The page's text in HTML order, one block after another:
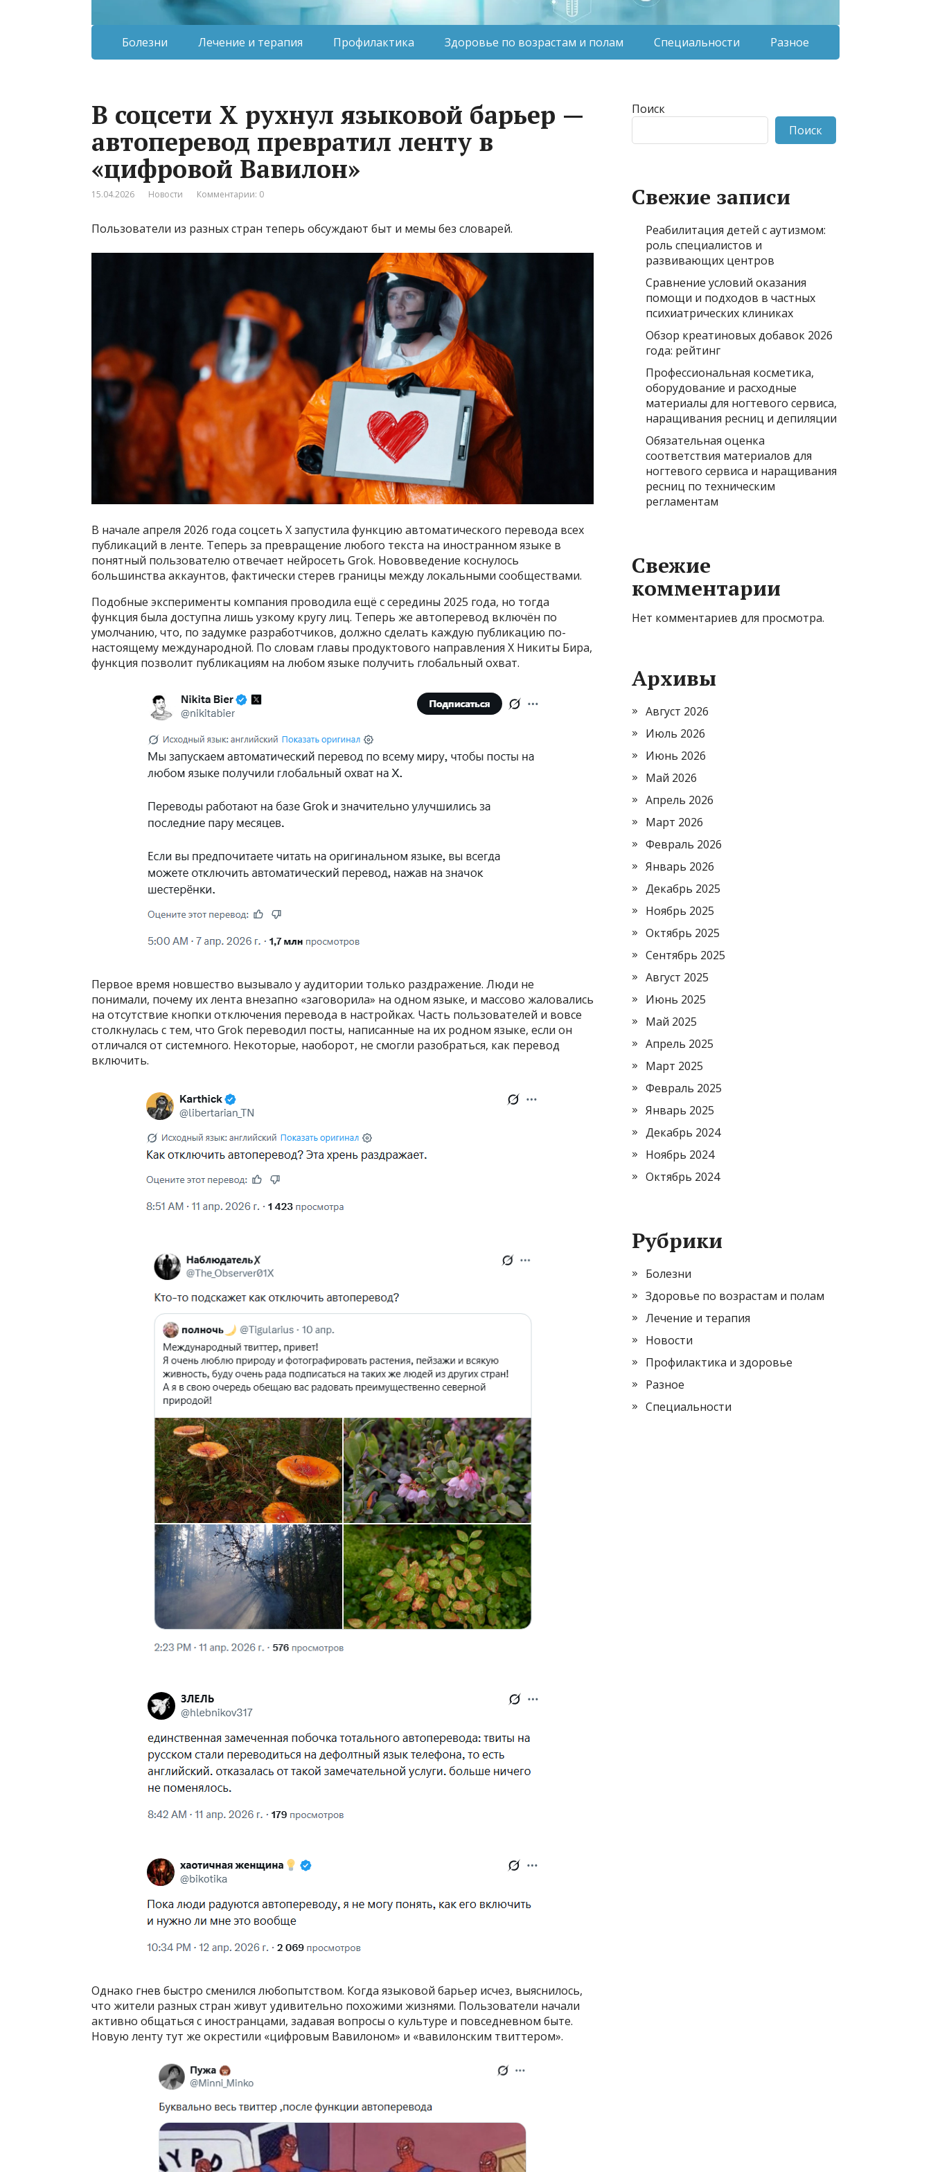
Болезни Лечение и терапия Профилактика Здоровье по возрастам и полам Специальности Разное
В соцсети X рухнул языковой барьер —
автоперевод превратил ленту в
«цифровой Вавилон»
15.04.2026 Новости Комментарии: 0
Пользователи из разных стран теперь обсуждают быт и мемы без словарей.
В начале апреля 2026 года соцсеть X запустила функцию автоматического перевода всех
публикаций в ленте. Теперь за превращение любого текста на иностранном языке в
понятный пользователю отвечает нейросеть Grok. Нововведение коснулось
большинства аккаунтов, фактически стерев границы между локальными сообществами.
Подобные эксперименты компания проводила ещё с середины 2025 года, но тогда
функция была доступна лишь узкому кругу лиц. Теперь же автоперевод включён по
умолчанию, что, по задумке разработчиков, должно сделать каждую публикацию по-
настоящему международной. По словам главы продуктового направления X Никиты Бира,
функция позволит публикациям на любом языке получить глобальный охват.
Первое время новшество вызывало у аудитории только раздражение. Люди не
понимали, почему их лента внезапно «заговорила» на одном языке, и массово жаловались
на отсутствие кнопки отключения перевода в настройках. Часть пользователей и вовсе
столкнулась с тем, что Grok переводил посты, написанные на их родном языке, если он
отличался от системного. Некоторые, наоборот, не смогли разобраться, как перевод
включить.
Однако гнев быстро сменился любопытством. Когда языковой барьер исчез, выяснилось,
что жители разных стран живут удивительно похожими жизнями. Пользователи начали
активно общаться с иностранцами, задавая вопросы о культуре и повседневном быте.
Новую ленту тут же окрестили «цифровым Вавилоном» и «вавилонским твиттером».
Поиск
Поиск
Свежие записи
Реабилитация детей с аутизмом:
роль специалистов и
развивающих центров
Сравнение условий оказания
помощи и подходов в частных
психиатрических клиниках
Обзор креатиновых добавок 2026
года: рейтинг
Профессиональная косметика,
оборудование и расходные
материалы для ногтевого сервиса,
наращивания ресниц и депиляции
Обязательная оценка
соответствия материалов для
ногтевого сервиса и наращивания
ресниц по техническим
регламентам
Свежие
комментарии
Нет комментариев для просмотра.
Архивы
Август 2026
Июль 2026
Июнь 2026
Май 2026
Апрель 2026
Март 2026
Февраль 2026
Январь 2026
Декабрь 2025
Ноябрь 2025
Октябрь 2025
Сентябрь 2025
Август 2025
Июнь 2025
Май 2025
Апрель 2025
Март 2025
Февраль 2025
Январь 2025
Декабрь 2024
Ноябрь 2024
Октябрь 2024
Рубрики
Болезни
Здоровье по возрастам и полам
Лечение и терапия
Новости
Профилактика и здоровье
Разное
Специальности